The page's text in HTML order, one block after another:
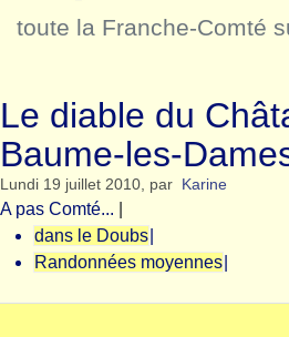
toute la Franche-Comté
Le diable du
Baume-les-
Lundi 19 juillet 2010, par Karine
A pas Comté...
dans le Doubs
Randonnées moyennes